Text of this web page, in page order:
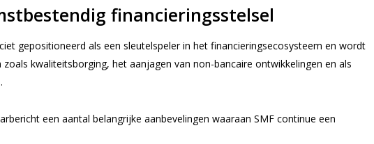
financieringsstelsel
gepositioneerd als een sleutelspeler in het financieringsecosysteem en wordt
kwaliteitsborging, het aanjagen van non-bancaire ontwikkelingen en als
een aantal belangrijke aanbevelingen waaraan SMF continue een